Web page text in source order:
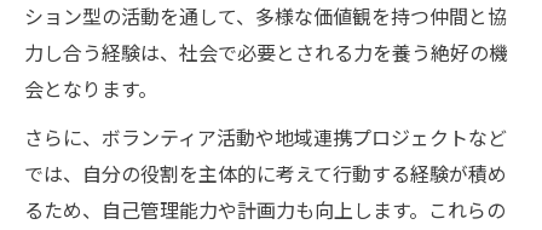
ション型の活動を通して、多様な価値観を持つ仲間と協
力し合う経験は、社会で必要とされる力を養う絶好の機
会となります。
さらに、ボランティア活動や地域連携プロジェクトなど
では、自分の役割を主体的に考えて行動する経験が積め
るため、自己管理能力や計画力も向上します。これらの